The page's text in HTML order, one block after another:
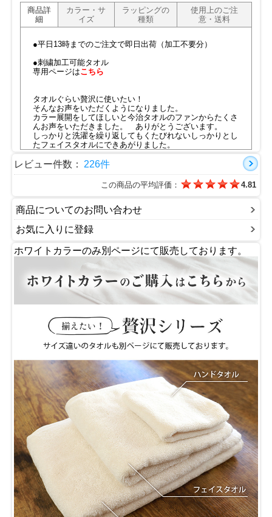
商品詳
細
カラー・サ
イズ
ラッピングの
種類
使用上のご注
意・送料
●平日13時までのご注文で即日出荷（加工不要分）
●刺繍加工可能タオル
専用ページはこちら
タオルぐらい贅沢に使いたい！
そんなお声をいただくようになりました。
カラー展開をしてほしいと今治タオルのファンからたくさ
んお声をいただきました。 ありがとうございます。
しっかりと洗濯を繰り返してもくたびれないしっかりとし
たフェイスタオルにできあがりました。
治タオル。
今治タオルブランドの商品認定マークのタオルには５秒ル
ールとういうのがあり、吸収性が高い商品にしか認定され
タオルであればうれしいです。
充実のカラー色をお楽しみください。
●ハンドタオルとバスタオルサイズも取り揃えています。
■認定番号：第2019-1382号
■今治タオルの特徴動画は
こちら
レビュー件数： 226件
この商品の平均評価： 4.81
商品についてのお問い合わせ
お気に入りに登録
ホワイトカラーのみ別ページにて販売しております。